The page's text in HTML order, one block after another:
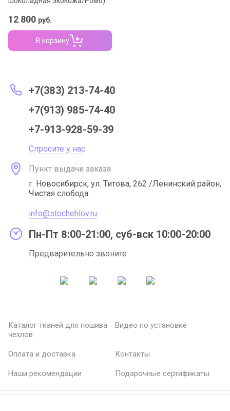
12 800 руб.
В корзину
+7(383) 213-74-40
+7(913) 985-74-40
+7-913-928-59-39
Спросите у нас
Пункт выдачи заказа
г. Новосибирск, ул. Титова, 262 /Ленинский район,
Чистая слобода
info@stochehlov.ru
Пн-Пт 8:00-21:00, суб-вск 10:00-20:00
Предварительно звоните
Каталог тканей для пошива
чехлов
Видео по установке
Оплата и доставка Контакты
Наши рекомендации Подарочные сертификаты